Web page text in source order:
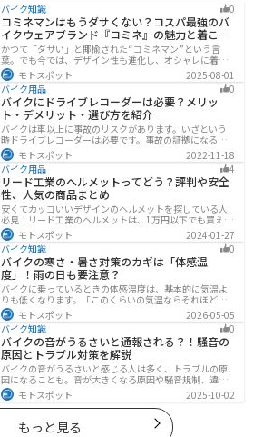
バイク知識 0
コミネマンはもうダサくない？コスパ最強のバ
イクウェアブランド『コミネ』の魅力と着こな
し術
かつて「ダサい」と揶揄された“コミネマン”という言
葉。でも今では、デザイン性も進化し、オシャレに着こ
なせるコミネ製品が続々登場。コスパと安全性に優れた
アイテムを使って、街でもツーリングでも浮かないスマ
ートなスタイルを目指そう！
モトスポット
2025-08-01
バイク用品
0
バイクにドライブレコーダーは必要？メリッ
ト・デメリット・選び方を紹介
バイクは車以上に事故のリスクがあります。いざという
時ドライブレコーダーは必要です。事故の証拠になるの
はもちろん、ツーリングの記録など多数のメリットがあ
ります。ドライブレコーダーのメリットデメリット、選
び方についてまとめました。付けようか悩んでいる人は
参考にしてください。
モトスポット
2022-11-18
バイク用品
4
リード工業のヘルメットってどう？評判や安全
性、人気の商品まとめ
安くてカッコいいデザインのヘルメットを探している人
必見！リード工業のヘルメットは、1万円以下でも買える
ヘルメットが多数あります。安全基準もしっかりクリア
しており、安全性にも優れています。種類も豊富でカス
タム用のシールドもあるので、クールに決めたい人にオ
ススメです。
モトスポット
2024-01-27
バイク知識
0
バイクの寒さ・暑さ対策のカギは「体感温
度」！雨の日も要注意？
バイクに乗っているときの体感温度は、基本的に気温よ
りも低くなります。「このくらいの気温ならそれほど寒
くないだろう」そう考えて通常の装備でバイクに乗った
ら大変な目に遭った・・・そんな経験のあるライダーも
多いのではないでしょうか。今回はバイク走行中の体感
温度についてご紹介します。体感温度を考慮した快適走
行のポイントもまとめました。季節や天候を問わずバイ
クに乗る！そんなライダーの方はぜひ参考にしてみてく
ださい。[phtml blog-first-h2-module]バイク走行時の体
感温度は気温より低め？バイク走行時の体感温度は気温
と同じではありません。なぜ
モトスポット
2026-05-05
バイク知識
0
バイクの音がうるさいと通報される？！騒音の
原因とトラブル対策を解説
バイクの音がうるさいと感じる人は多く、トラブルの原
因になることも。音が大きくなる原因や騒音規制、違反
になるケースを解説し、ライダーができるマナーや配慮
の方法、さらには他人のバイクが迷惑なときの正しい対
処法まで紹介します。バイク好きも、周囲の騒音に悩む
人も必見の内容です。
モトスポット 2025-10-02
もっと見る